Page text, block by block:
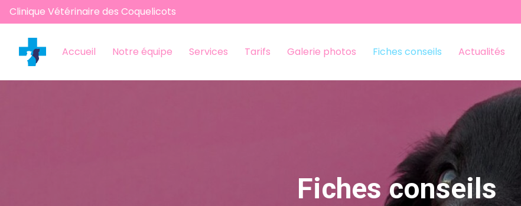
Clinique Vétérinaire des Coquelicots
Accueil Notre équipe Services Tarifs Galerie photos Fiches conseils Actualités
Fiches conseils